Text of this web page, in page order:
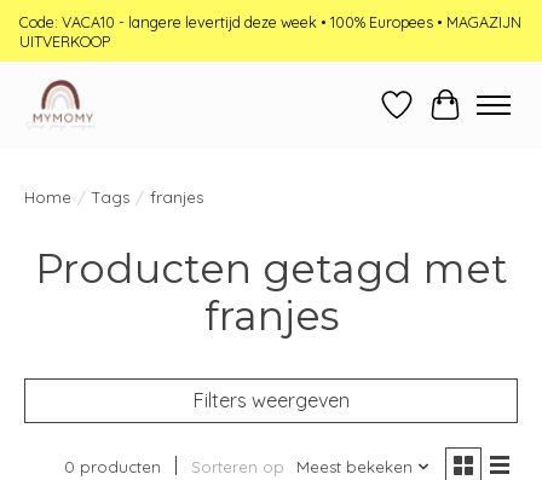
Code: VACA10 - langere levertijd deze week • 100% Europees • MAGAZIJN
UITVERKOOP
Verlanglijst
Home / Tags / franjes
Producten getagd met
franjes
Filters weergeven
0 producten Sorteren op Meest bekeken